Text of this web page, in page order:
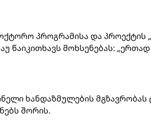
პროგრამისა და
წაიკითხავს მოხსენებას:
ხანდაზმულების
შორის.